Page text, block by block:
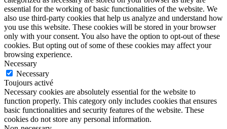
essential for the working of basic functionalities of the website. We
also use third-party cookies that help us analyze and understand how
you use this website. These cookies will be stored in your browser
only with your consent. You also have the option to opt-out of these
cookies. But opting out of some of these cookies may affect your
browsing experience.
Necessary
Necessary
Toujours activé
Necessary cookies are absolutely essential for the website to
function properly. This category only includes cookies that ensures
basic functionalities and security features of the website. These
cookies do not store any personal information.